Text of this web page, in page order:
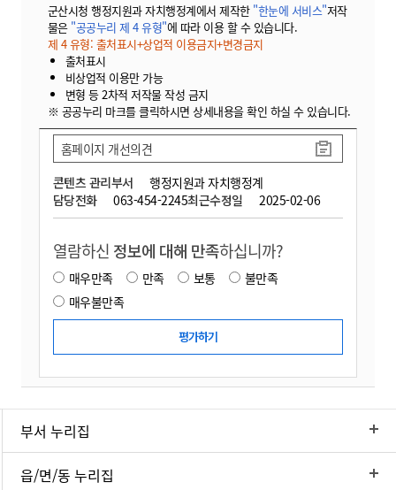
군산시청 행정지원과 자치행정계에서 제작한 "한눈에 서비스"저작
물은 "공공누리 제 4 유형"에 따라 이용 할 수 있습니다.
제 4 유형: 출처표시+상업적 이용금지+변경금지
출처표시
비상업적 이용만 가능
변형 등 2차적 저작물 작성 금지
※ 공공누리 마크를 클릭하시면 상세내용을 확인 하실 수 있습니다.
콘텐츠 관리부서
행정지원과 자치행정계
담당전화
063-454-2245최근수정일 2025-02-06
홈페이지 개선의견
열람하신 정보에 대해 만족하십니까?
매우만족 만족 보통
불만족
매우불만족
부서 누리집
읍/면/동 누리집